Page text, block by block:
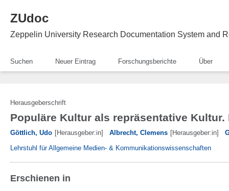
ZUdoc
Zeppelin University Research Documentation System and
Suchen Neuer Eintrag Forschungsberichte Über
Herausgeberschrift
Populäre Kultur als repräsentative
Göttlich, Udo [Herausgeber:in] Albrecht, Clemens [Herausgeber:in]
Lehrstuhl für Allgemeine Medien- & Kommunikationswissenschaften
Erschienen in